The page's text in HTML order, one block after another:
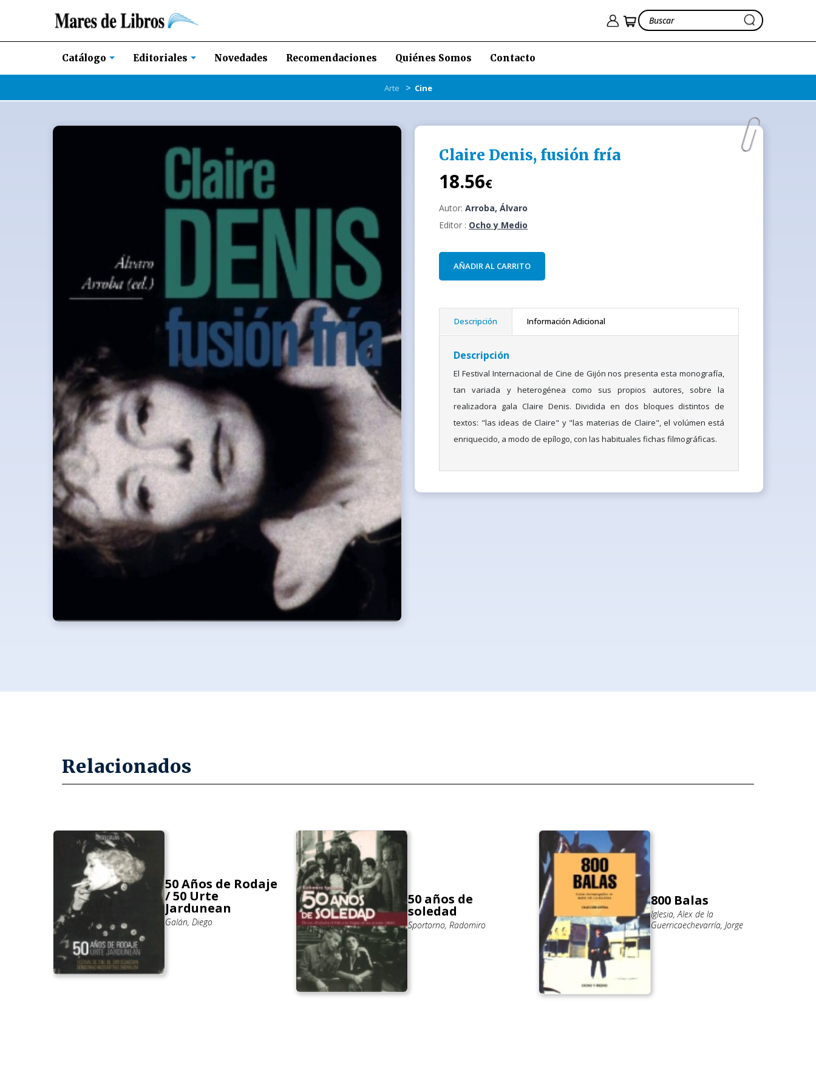
Catálogo Editoriales Novedades Recomendaciones Quiénes Somos Contacto
Arte > Cine
Claire Denis, fusión fría
18.56€
Autor:Arroba, Álvaro
Editor : Ocho y Medio
AÑADIR AL CARRITO
Descripción Información Adicional
Descripción
El Festival Internacional de Cine de Gijón nos presenta esta monografía,
tan variada y heterogénea como sus propios autores, sobre la
realizadora gala Claire Denis. Dividida en dos bloques distintos de
textos: "las ideas de Claire" y "las materias de Claire", el volúmen está
enriquecido, a modo de epílogo, con las habituales fichas filmográficas.
Relacionados
50 Años de Rodaje
/ 50 Urte
Jardunean
Galán, Diego
50 años de
soledad
Sportorno, Radomiro
800 Balas
Iglesia, Alex de la
Guerricaechevarría, Jorge